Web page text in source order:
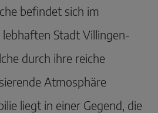
befindet sich im
Stadt Villingen-
durch ihre reiche
Atmosphäre
liegt in einer Gegend, die